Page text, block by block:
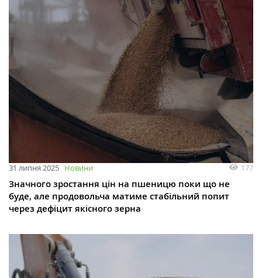
31 липня 2025 Новини 177
Значного зростання цін на пшеницю поки що не
буде, але продовольча матиме стабільний попит
через дефіцит якісного зерна